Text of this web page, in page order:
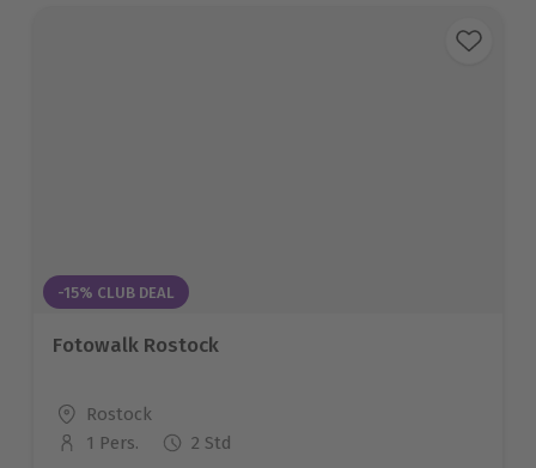
-15% CLUB DEAL
Fotowalk Rostock
Standort
Rostock
Anzahl der Teilnehmer
1 Pers. 2 Std